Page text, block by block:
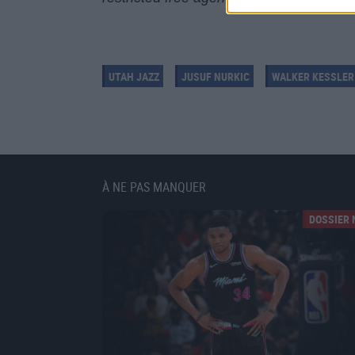
UTAH JAZZ JUSUF NURKIC WALKER KESSLER
À NE PAS MANQUER
DOSSIER